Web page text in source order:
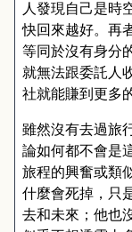
人發現自己是時
快回來越好。再
等同於沒有身分
就無法跟委託人
社就能賺到更多
雖然沒有去過旅
論如何都不會是
旅程的興奮或類
什麼會死掉，只
去和未來；他也